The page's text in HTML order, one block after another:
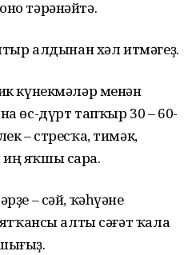
тәрәнәйтә.
алдынан хәл итмәгеҙ.
күнекмәләр менән
өс-дүрт тапҡыр 30 – 60-
– стресҡа, тимәк,
яҡшы сара.
– сәй, ҡәһүәне
алты сәғәт ҡала